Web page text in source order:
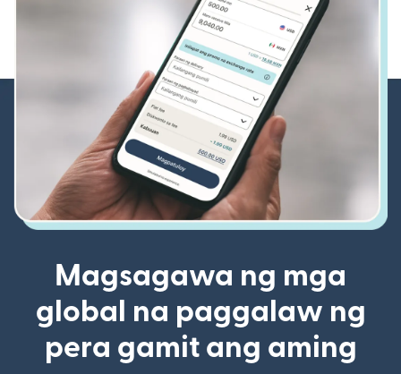
Magsagawa ng mga
global na paggalaw ng
pera gamit ang aming